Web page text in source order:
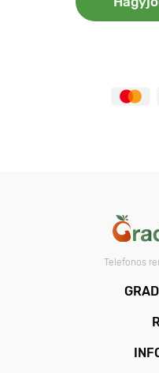
Telefonos